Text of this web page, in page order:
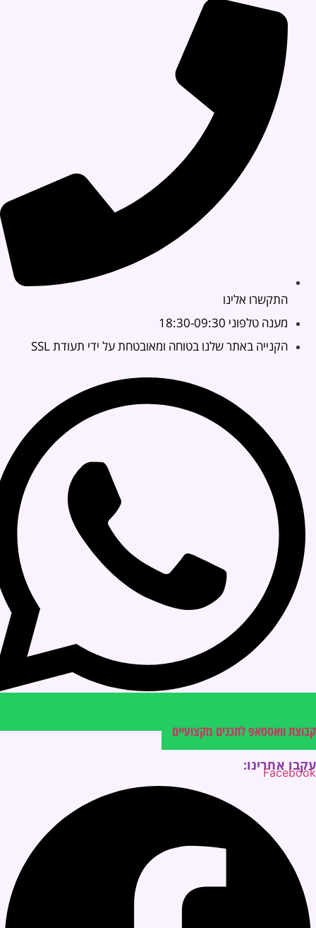
התקשרו אלינו
מענה טלפוני 18:30-09:30
הקנייה באתר שלנו בטוחה ומאובטחת על ידי תעודת SSL
קבוצת וואטסאפ לתכנים מקצועיים
עקבו אחרינו:
Facebook